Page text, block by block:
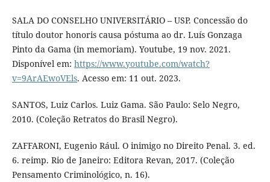
SALA DO CONSELHO UNIVERSITÁRIO – USP. Concessão do
título doutor honoris causa póstuma ao dr. Luís Gonzaga
Pinto da Gama (in memoriam). Youtube, 19 nov. 2021.
Disponível em: https://www.youtube.com/watch?
v=9ArAEwoVEls. Acesso em: 11 out. 2023.
SANTOS, Luiz Carlos. Luiz Gama. São Paulo: Selo Negro,
2010. (Coleção Retratos do Brasil Negro).
ZAFFARONI, Eugenio Rául. O inimigo no Direito Penal. 3. ed.
6. reimp. Rio de Janeiro: Editora Revan, 2017. (Coleção
Pensamento Criminológico, n. 16).